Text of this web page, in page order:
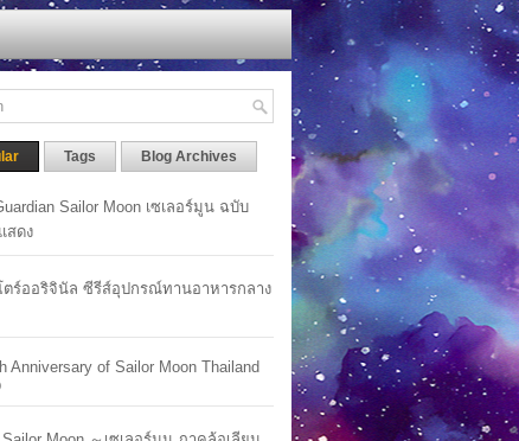
Tags Blog Archives
Sailor Moon เซเลอร์มูน ฉบับ
สดง
ตร์ออริจินัล ซีรีส์อุปกรณ์ทานอาหารกลาง
Anniversary of Sailor Moon Thailand